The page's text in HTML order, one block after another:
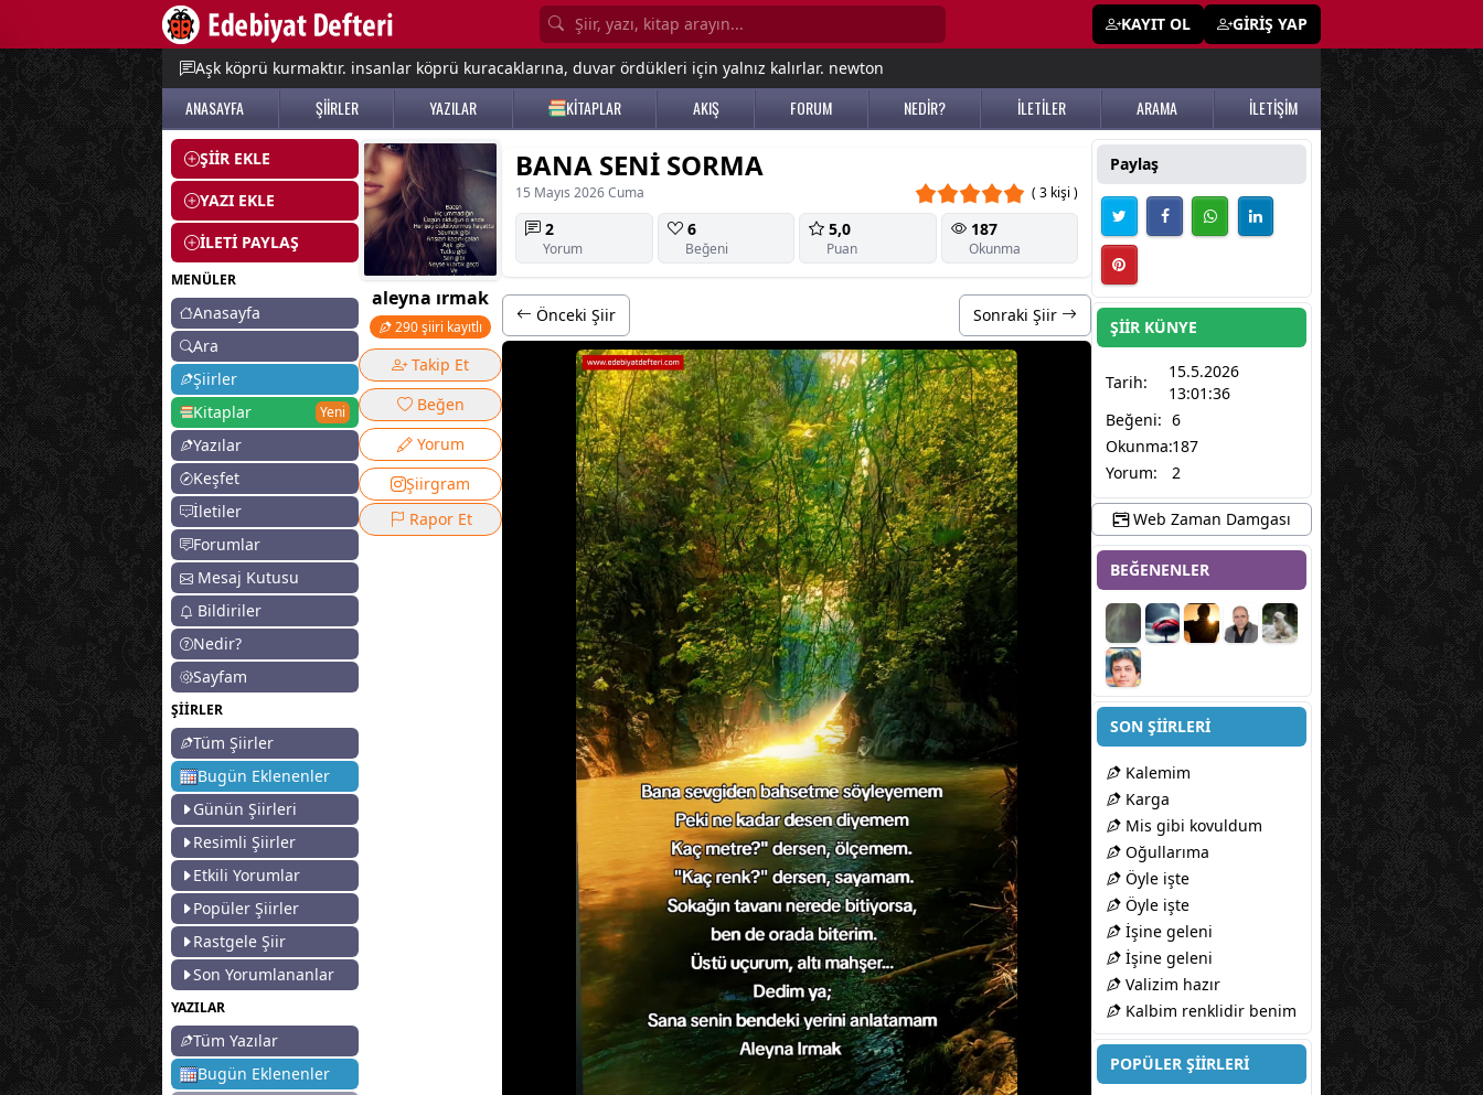
KAYIT OL GİRİŞ YAP
Aşk köprü kurmaktır. insanlar köprü kuracaklarına, duvar ördükleri için yalnız kalırlar. newton
ANASAYFA ŞİİRLER YAZILAR KİTAPLAR AKIŞ FORUM NEDİR? İLETİLER ARAMA İLETİŞİM
ŞİİR EKLE
YAZI EKLE
İLETİ PAYLAŞ
MENÜLER
Anasayfa
Ara
Şiirler
Kitaplar
Yeni
Yazılar
Keşfet
İletiler
Forumlar
Mesaj Kutusu
Bildiriler
Nedir?
Sayfam
ŞİİRLER
Tüm Şiirler
Bugün Eklenenler
Günün Şiirleri
Resimli Şiirler
Etkili Yorumlar
Popüler Şiirler
Rastgele Şiir
Son Yorumlananlar
YAZILAR
Tüm Yazılar
Bugün Eklenenler
aleyna ırmak
290 şiiri kayıtlı
Takip Et
Beğen
Yorum
Şiirgram
Rapor Et
BANA SENİ SORMA
15 Mayıs 2026 Cuma ( 3 kişi )
2
Yorum
6
Beğeni
5,0
Puan
187
Okunma
Önceki Şiir Sonraki Şiir
Paylaş
ŞİİR KÜNYE
Tarih:
15.5.2026
13:01:36
Beğeni: 6
Okunma:187
Yorum:
2
Web Zaman Damgası
BEĞENENLER
SON ŞİİRLERİ
Kalemim
Karga
Mis gibi kovuldum
Oğullarıma
Öyle işte
Öyle işte
İşine geleni
İşine geleni
Valizim hazır
Kalbim renklidir benim
POPÜLER ŞİİRLERİ
menu